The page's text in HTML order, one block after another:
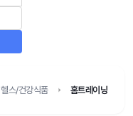
헬스/건강식품 홈트레이닝